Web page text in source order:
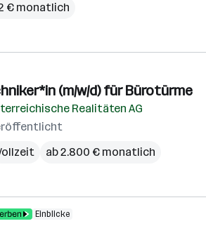
€ monatlich
(m/w/d) für Bürotürme
Realitäten AG
ab 2.800 € monatlich
Einblicke